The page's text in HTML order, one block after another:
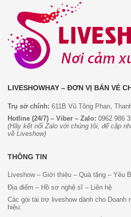
LIVESHOWHAY – ĐƠN VỊ BÁN VÉ
Trụ sở chính: 611B Vũ Tông Phan,
Hotline (24/7) – Viber – Zalo: 0962 986
(Hãy kết nối Zalo với chúng tôi, để cập
về Liveshow)
THÔNG TIN
Liveshow–Giới thiệu – Quà tặng – Yêu
Địa điểm – Hồ sơ nghệ sĩ – Liên hệ
Các gói tài trợ liveshow dành cho Doanh
hiệu: